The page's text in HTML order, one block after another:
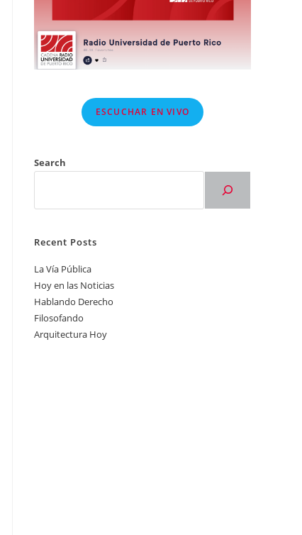
ESCUCHAR EN VIVO
Search
Recent Posts
La Vía Pública
Hoy en las Noticias
Hablando Derecho
Filosofando
Arquitectura Hoy